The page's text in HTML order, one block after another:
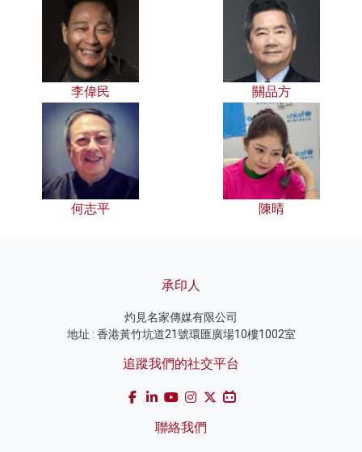
李偉民 關品方
何志平 陳晴
承印人
灼見名家傳媒有限公司
地址 : 香港黃竹坑道21號環匯廣場10樓1002室
追蹤我們的社交平台
聯絡我們